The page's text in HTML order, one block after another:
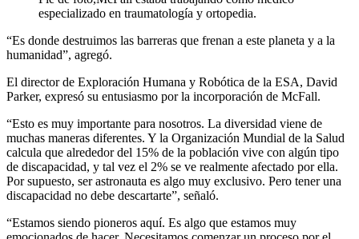
especializado en traumatología y ortopedia.
“Es donde destruimos las barreras que frenan a este planeta y a la
humanidad”, agregó.
El director de Exploración Humana y Robótica de la ESA, David
Parker, expresó su entusiasmo por la incorporación de McFall.
“Esto es muy importante para nosotros. La diversidad viene de
muchas maneras diferentes. Y la Organización Mundial de la Salud
calcula que alrededor del 15% de la población vive con algún tipo
de discapacidad, y tal vez el 2% se ve realmente afectado por ella.
Por supuesto, ser astronauta es algo muy exclusivo. Pero tener una
discapacidad no debe descartarte”, señaló.
“Estamos siendo pioneros aquí. Es algo que estamos muy